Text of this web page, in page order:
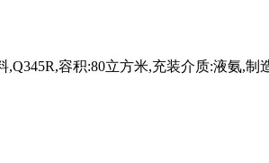
容积:80立方米,充装介质:液氨,制